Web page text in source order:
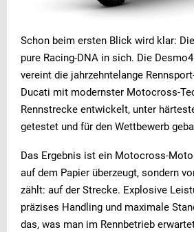
Schon beim ersten Blick wird klar:
pure Racing-DNA in sich. Die
vereint die jahrzehntelange
Ducati mit modernster Motocross-
Rennstrecke entwickelt, unter
getestet und für den Wettbewerb
Das Ergebnis ist ein Motocross-
auf dem Papier überzeugt, sondern
zählt: auf der Strecke. Explosive
präzises Handling und maximale
das, was man im Rennbetrieb